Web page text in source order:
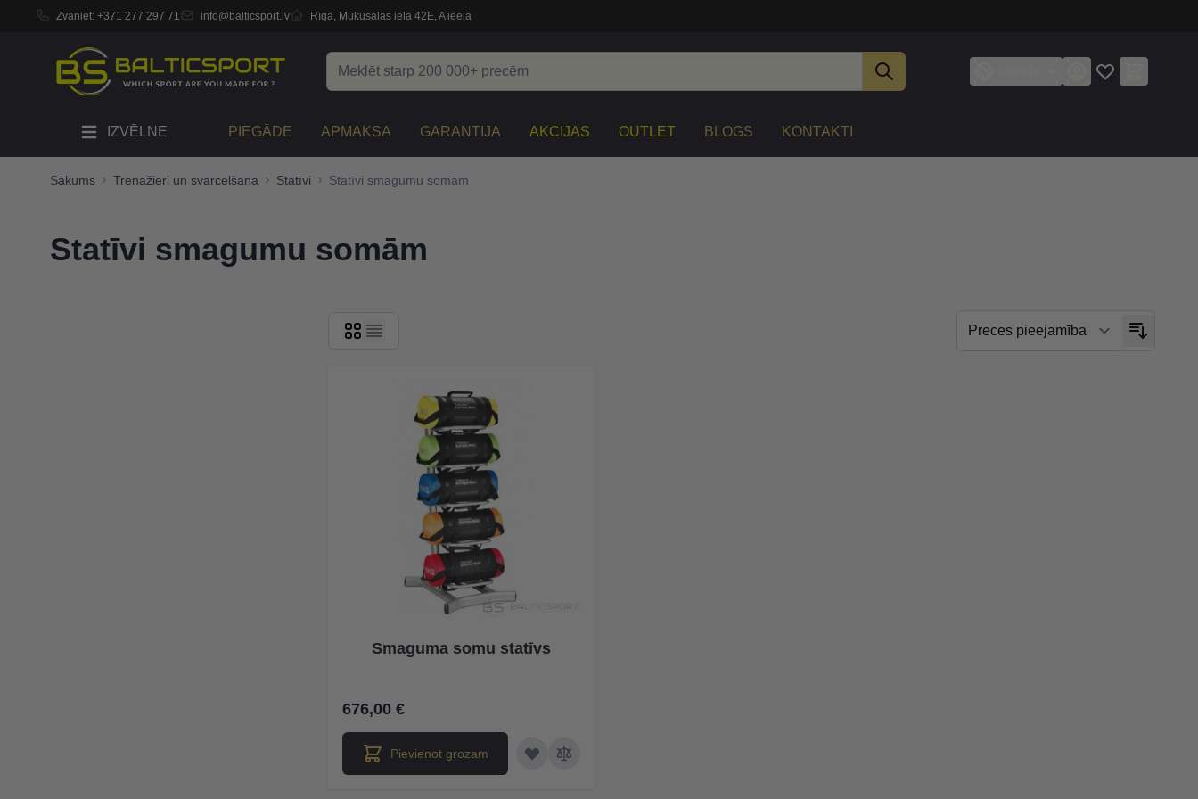
Zvaniet: +371 277 297 71 info@balticsport.lv Rīga, Mūkusalas iela 42E, A ieeja
IZVĒLNE PIEGĀDE APMAKSA GARANTIJA AKCIJAS OUTLET BLOGS KONTAKTI
Sākums Trenažieri un svarcelšana Statīvi Statīvi smagumu somām
Statīvi smagumu somām
Smaguma somu statīvs
676,00 €
Pievienot grozam